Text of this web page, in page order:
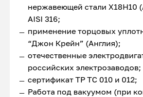
нержавеющей стали Х18Н10
AISI 316;
применение торцовых
“Джон Крейн” (Англия);
отечественные
российских электрозаводов;
сертификат ТР ТС 010 и 012;
Работа под вакуумом (при